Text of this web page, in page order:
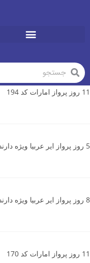
11 روز پرواز امارات کد 194
5 روز پرواز ایر عربیا ویژه دارندگان پاسپورت دوم کد 192
8 روز پرواز ایر عربیا ویژه دارندگان پاسپورت دوم کد 191
11 روز پرواز امارات کد 170